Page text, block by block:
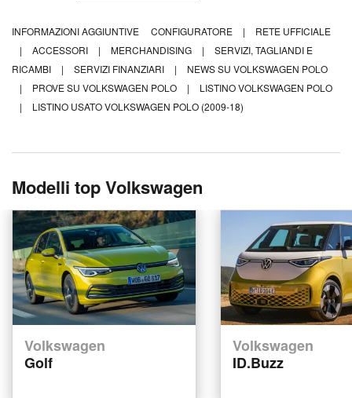
INFORMAZIONI AGGIUNTIVE CONFIGURATORE |
RETE UFFICIALE
|
ACCESSORI | MERCHANDISING |
SERVIZI, TAGLIANDI E
RICAMBI
| SERVIZI FINANZIARI |
NEWS SU VOLKSWAGEN POLO
|
PROVE SU VOLKSWAGEN POLO |
LISTINO VOLKSWAGEN POLO
|
LISTINO USATO VOLKSWAGEN POLO (2009-18)
Modelli top Volkswagen
Volkswagen
Golf
Volkswagen
ID.Buzz